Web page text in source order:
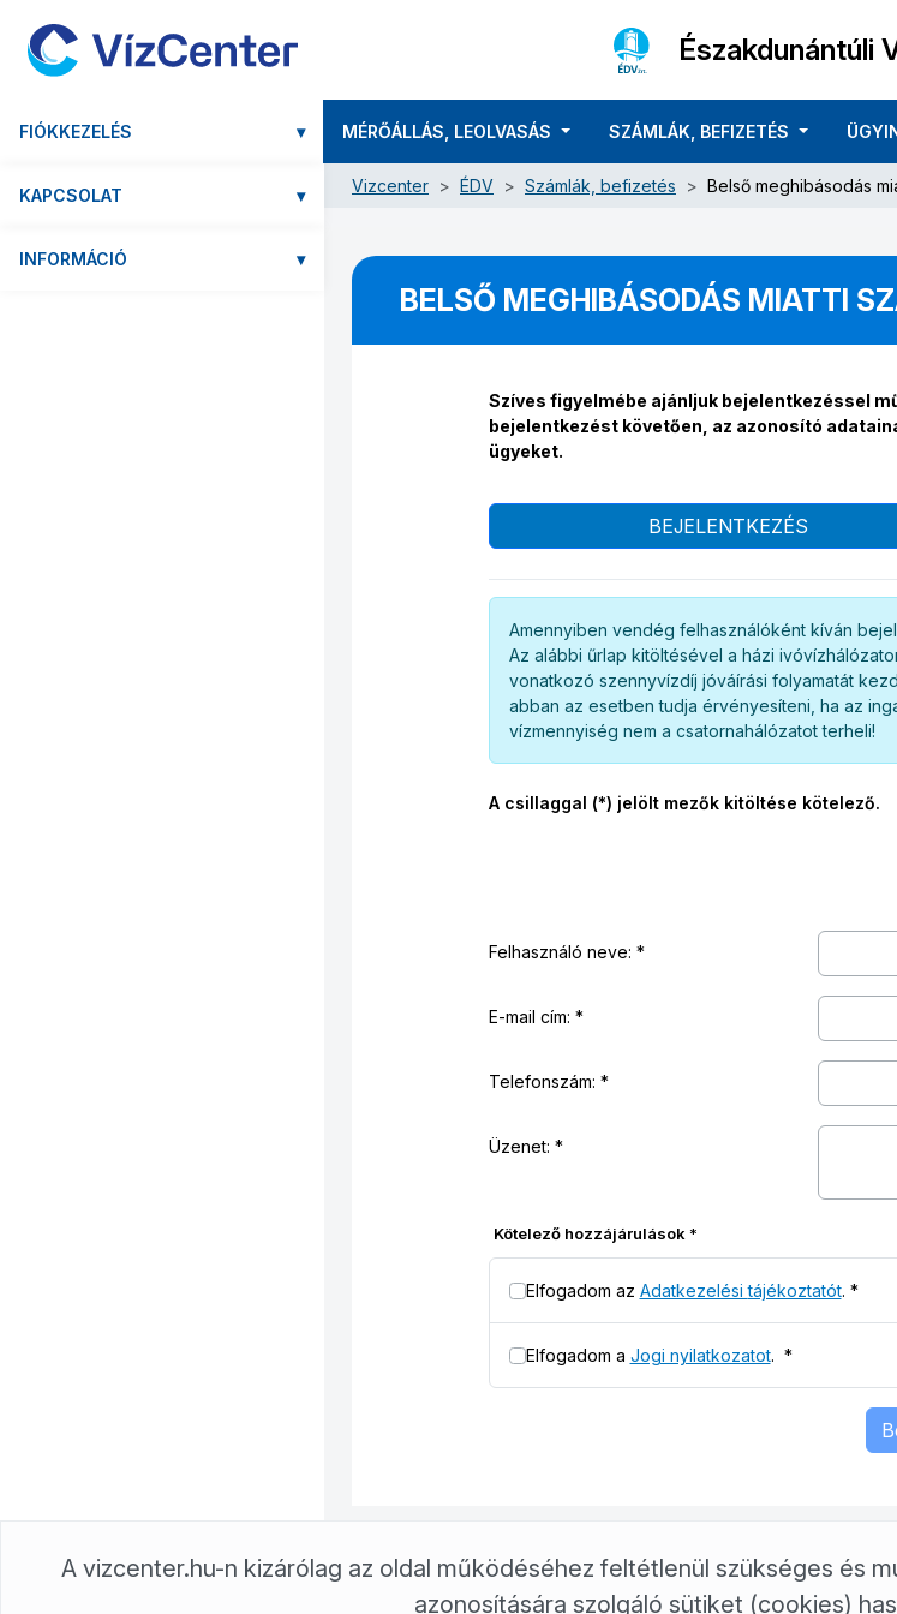
Északdunántúli
FIÓKKEZELÉS ▾
KAPCSOLAT ▾
INFORMÁCIÓ ▾
MÉRŐÁLLÁS, LEOLVASÁS SZÁMLÁK, BEFIZETÉS
Vizcenter ÉDV Számlák, befizetés Belső meghibásodás
BELSŐ MEGHIBÁSODÁS MIATTI
Szíves figyelmébe ajánljuk bejelentkezéssel
bejelentkezést követően, az azonosító
ügyeket.
BEJELENTKEZÉS
Amennyiben vendég felhasználóként kíván
Az alábbi űrlap kitöltésével a házi
vonatkozó szennyvízdíj jóváírási folyamatát
abban az esetben tudja érvényesíteni, ha az
vízmennyiség nem a csatornahálózatot terheli!
A csillaggal (*) jelölt mezők kitöltése kötelező.
Felhasználó neve:
E-mail cím:
Telefonszám:
Üzenet:
Kötelező hozzájárulások *
Elfogadom az Adatkezelési tájékoztatót. *
Elfogadom a Jogi nyilatkozatot. *
A vizcenter.hu-n kizárólag az oldal működéséhez feltétlenül szükséges és
azonosítására szolgáló sütiket (cookies)